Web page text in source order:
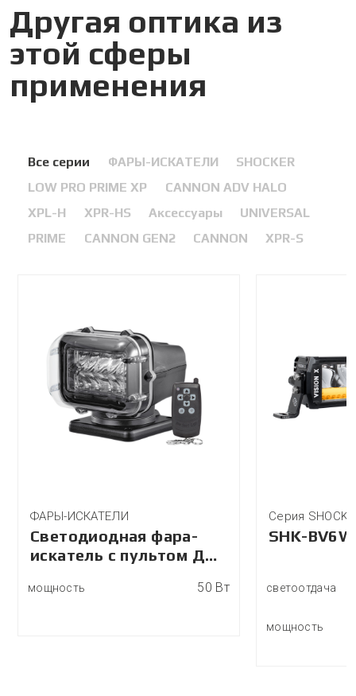
Другая оптика из
этой сферы
применения
Все серии ФАРЫ-ИСКАТЕЛИ
SHOCKER
LOW PRO PRIME XP
CANNON ADV HALO
XPL-H
XPR-HS Аксессуары
UNIVERSAL
PRIME
CANNON GEN2 CANNON XPR-S
ФАРЫ-ИСКАТЕЛИ
Светодиодная фара-
искатель с пультом ДУ
мощность 50 Вт
Серия
SHK-
светоотдача
мощность